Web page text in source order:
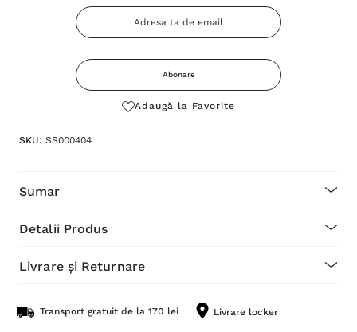
Abonare
Adaugă la Favorite
SKU: SS000404
Sumar
Detalii Produs
Livrare și Returnare
Transport gratuit de la 170 lei Livrare locker